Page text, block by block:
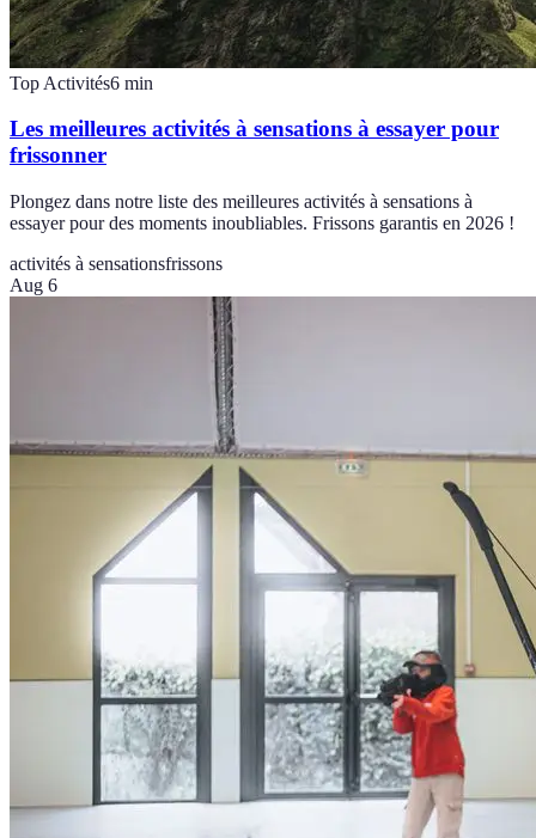
Top Activités6 min
Les meilleures activités à sensations à essayer pour
frissonner
Plongez dans notre liste des meilleures activités à sensations à
essayer pour des moments inoubliables. Frissons garantis en 2026 !
activités à sensationsfrissons
Aug 6